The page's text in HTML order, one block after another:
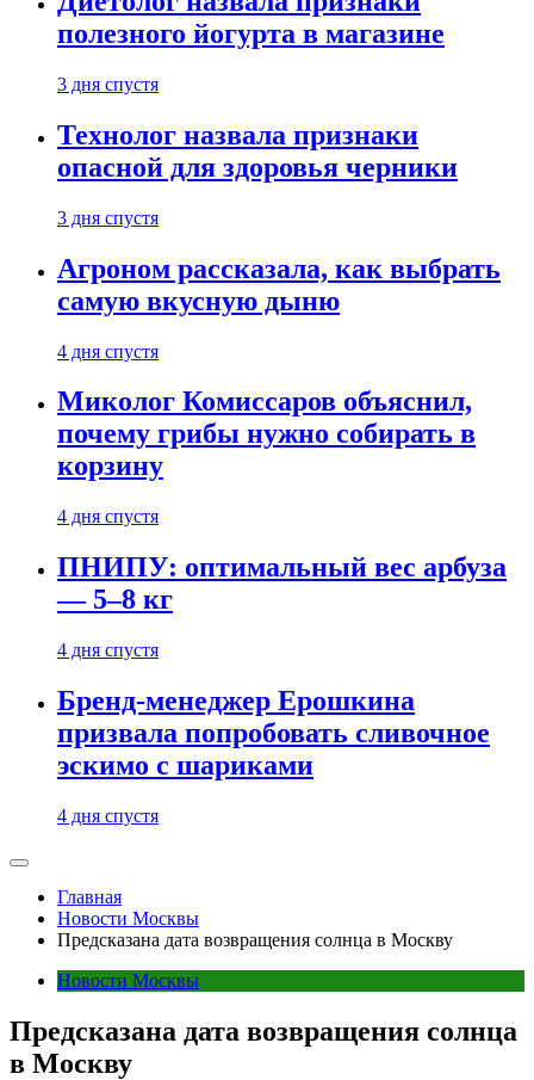
полезного йогурта в магазине
3 дня спустя
Технолог назвала признаки
опасной для здоровья черники
3 дня спустя
Агроном рассказала, как выбрать
самую вкусную дыню
4 дня спустя
Миколог Комиссаров объяснил,
почему грибы нужно собирать в
корзину
4 дня спустя
ПНИПУ: оптимальный вес арбуза
— 5–8 кг
4 дня спустя
Бренд-менеджер Ерошкина
призвала попробовать сливочное
эскимо с шариками
4 дня спустя
Главная
Новости Москвы
Предсказана дата возвращения солнца в Москву
Новости Москвы
Предсказана дата возвращения солнца
в Москву